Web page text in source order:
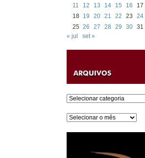
11
12 13 14 15 16
17
18
19 20 21 22 23
24
25 26 27 28 29 30 31
« jul
set »
Categorias
Arquivos